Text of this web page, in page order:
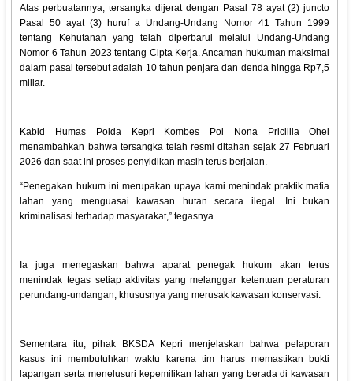
Atas perbuatannya, tersangka dijerat dengan Pasal 78 ayat (2) juncto
Pasal 50 ayat (3) huruf a Undang-Undang Nomor 41 Tahun 1999
tentang Kehutanan yang telah diperbarui melalui Undang-Undang
Nomor 6 Tahun 2023 tentang Cipta Kerja. Ancaman hukuman maksimal
dalam pasal tersebut adalah 10 tahun penjara dan denda hingga Rp7,5
miliar.
Kabid Humas Polda Kepri Kombes Pol Nona Pricillia Ohei
menambahkan bahwa tersangka telah resmi ditahan sejak 27 Februari
2026 dan saat ini proses penyidikan masih terus berjalan.
“Penegakan hukum ini merupakan upaya kami menindak praktik mafia
lahan yang menguasai kawasan hutan secara ilegal. Ini bukan
kriminalisasi terhadap masyarakat,” tegasnya.
Ia juga menegaskan bahwa aparat penegak hukum akan terus
menindak tegas setiap aktivitas yang melanggar ketentuan peraturan
perundang-undangan, khususnya yang merusak kawasan konservasi.
Sementara itu, pihak BKSDA Kepri menjelaskan bahwa pelaporan
kasus ini membutuhkan waktu karena tim harus memastikan bukti
lapangan serta menelusuri kepemilikan lahan yang berada di kawasan